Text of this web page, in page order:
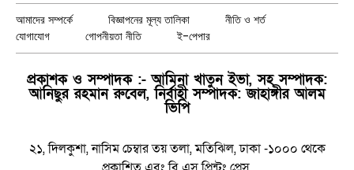
আমাদের সম্পর্কে বিজ্ঞাপনের মূল্য তালিকা
নীতি ও শর্ত
যোগাযোগ
গোপনীয়তা নীতি ই-পেপার
প্রকাশক ও সম্পাদক :- আমিনা খাতুন ইভা, সহ সম্পাদক:
আনিছুর রহমান রুবেল, নির্বাহী সম্পাদক: জাহাঙ্গীর আলম
ভিপি
২১, দিলকুশা, নাসিম চেম্বার তয় তলা, মতিঝিল, ঢাকা -১০০০ থেকে